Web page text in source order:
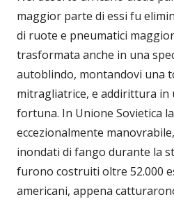
maggior parte di essi fu
di ruote e pneumatici
trasformata anche in una
autoblindo, montandovi una
mitragliatrice, e addirittura in
fortuna. In Unione Sovietica
eccezionalmente
inondati di fango durante la
furono costruiti oltre 52.000
americani, appena